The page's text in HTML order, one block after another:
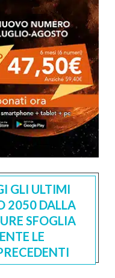
GLI ULTIMI
2050 DALLA
SFOGLIA
LE